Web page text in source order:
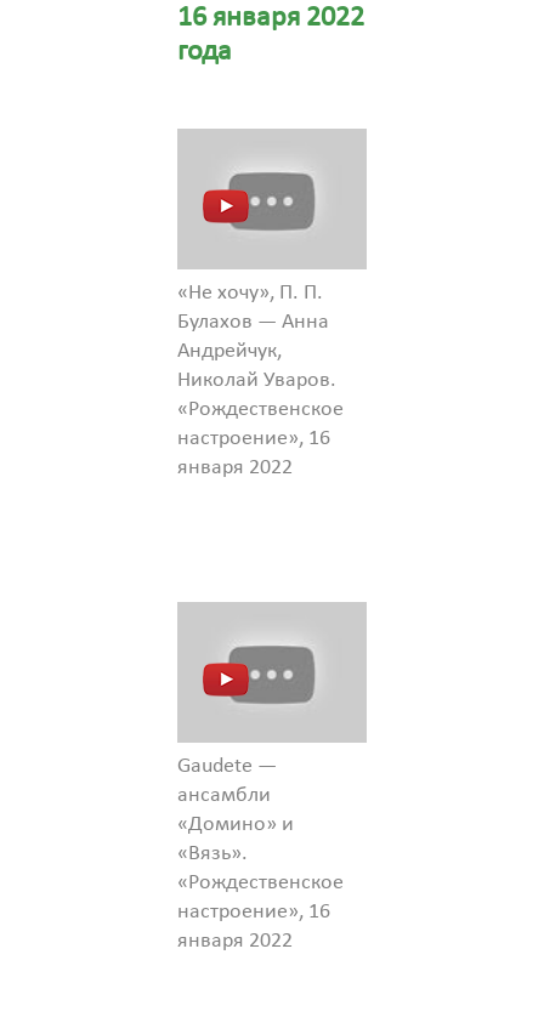
16 января 2022
года
«Не хочу», П. П.
Булахов — Анна
Андрейчук,
Николай Уваров.
«Рождественское
настроение», 16
января 2022
Gaudete —
ансамбли
«Домино» и
«Вязь».
«Рождественское
настроение», 16
января 2022